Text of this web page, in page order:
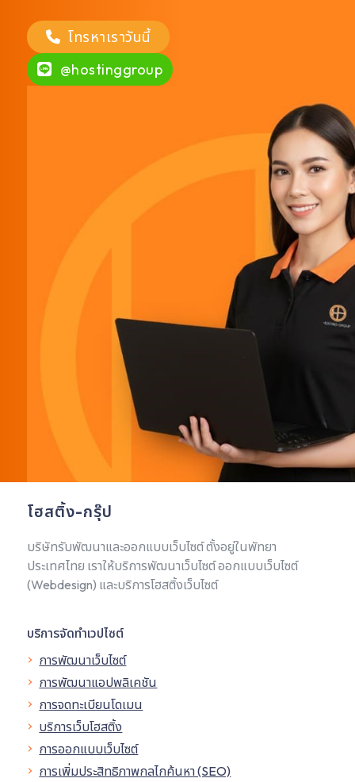
โทรหาเราวันนี้
@hostinggroup
โฮสติ้ง-กรุ๊ป
บริษัทรับพัฒนาและออกแบบเว็บไซต์ ตั้งอยู่ในพัทยา
ประเทศไทย เราให้บริการพัฒนาเว็บไซต์ ออกแบบเว็บไซต์
(Webdesign) และบริการโฮสติ้งเว็บไซต์
บริการจัดทำเวปไซต์
การพัฒนาเว็บไซต์
การพัฒนาแอปพลิเคชัน
การจดทะเบียนโดเมน
บริการเว็บโฮสติ้ง
การออกแบบเว็บไซต์
การเพิ่มประสิทธิภาพกลไกค้นหา (SEO)